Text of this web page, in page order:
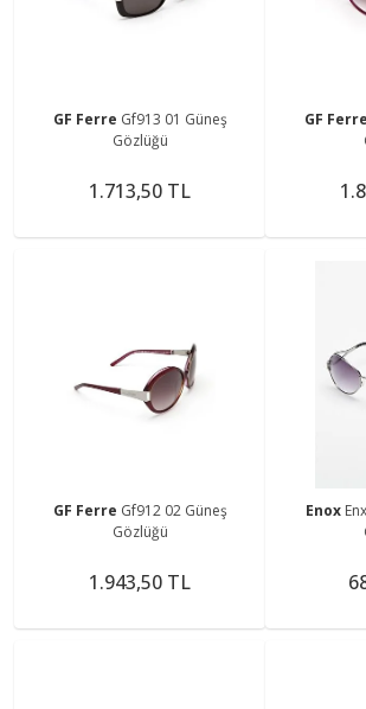
GF Ferre Gf913 01 Güneş
Gözlüğü
1.713,50 TL
GF Ferre
GF Ferre Gf912 02 Güneş
Gözlüğü
1.943,50 TL
Enox